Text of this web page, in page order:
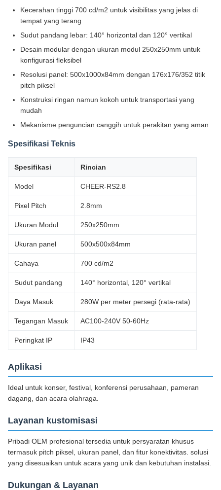
Kecerahan tinggi 700 cd/m2 untuk visibilitas yang jelas di
tempat yang terang
Sudut pandang lebar: 140° horizontal dan 120° vertikal
Desain modular dengan ukuran modul 250x250mm untuk
konfigurasi fleksibel
Resolusi panel: 500x1000x84mm dengan 176x176/352 titik
pitch piksel
Konstruksi ringan namun kokoh untuk transportasi yang
mudah
Mekanisme penguncian canggih untuk perakitan yang aman
Spesifikasi Teknis
Spesifikasi Rincian
Model CHEER-RS2.8
Pixel Pitch 2.8mm
Ukuran Modul 250x250mm
Ukuran panel 500x500x84mm
Cahaya 700 cd/m2
Sudut pandang 140° horizontal, 120° vertikal
Daya Masuk 280W per meter persegi (rata-rata)
Tegangan Masuk AC100-240V 50-60Hz
Peringkat IP IP43
Aplikasi
Ideal untuk konser, festival, konferensi perusahaan, pameran
dagang, dan acara olahraga.
Layanan kustomisasi
Pribadi OEM profesional tersedia untuk persyaratan khusus
termasuk pitch piksel, ukuran panel, dan fitur konektivitas. solusi
yang disesuaikan untuk acara yang unik dan kebutuhan instalasi.
Dukungan & Layanan